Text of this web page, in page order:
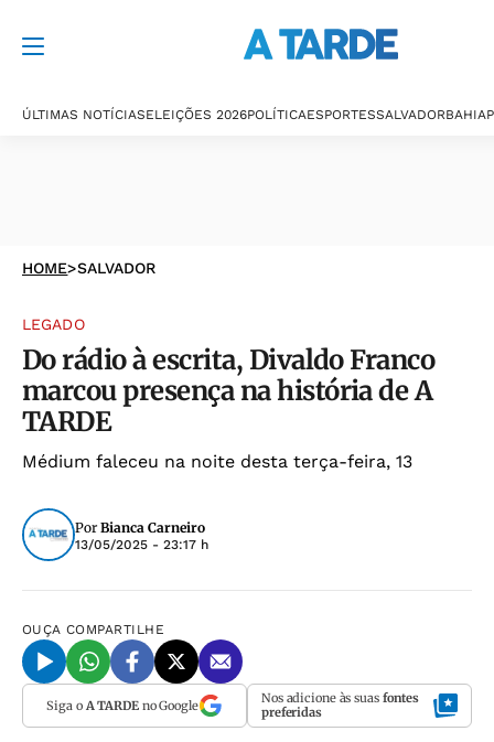
ÚLTIMAS NOTÍCIASELEIÇÕES 2026POLÍTICAESPORTESSALVADORBAHIA
HOME>SALVADOR
LEGADO
Do rádio à escrita, Divaldo Franco
marcou presença na história de A
TARDE
Médium faleceu na noite desta terça-feira, 13
Por Bianca Carneiro
13/05/2025 - 23:17 h
OUÇA COMPARTILHE
Siga o A TARDEno Google Nos adicione às suas fontes
preferidas